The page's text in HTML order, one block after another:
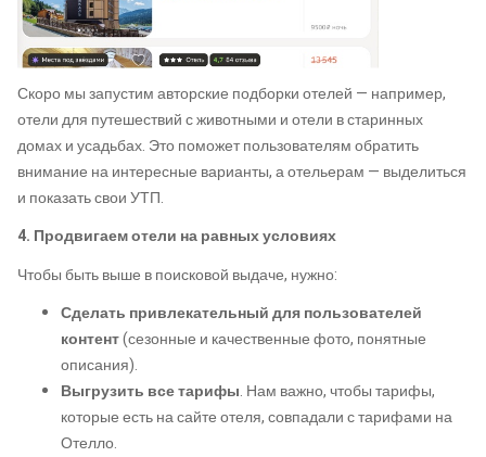
Скоро мы запустим авторские подборки отелей — например,
отели для путешествий с животными и отели в старинных
домах и усадьбах. Это поможет пользователям обратить
внимание на интересные варианты, а отельерам — выделиться
и показать свои УТП.
4. Продвигаем отели на равных условиях
Чтобы быть выше в поисковой выдаче, нужно:
Сделать привлекательный для пользователей
контент(сезонные и качественные фото, понятные
описания).
Выгрузить все тарифы. Нам важно, чтобы тарифы,
которые есть на сайте отеля, совпадали с тарифами на
Отелло.